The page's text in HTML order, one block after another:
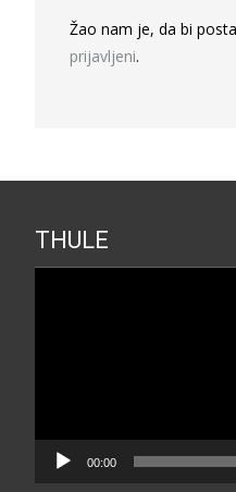
Žao nam je, da bi
prijavljeni.
THULE
00:00